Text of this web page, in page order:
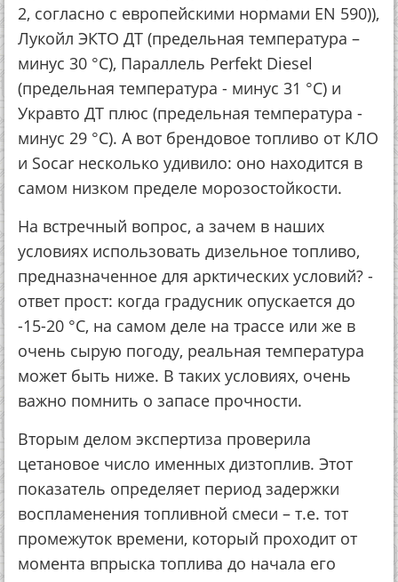
2, согласно с европейскими нормами EN 590)),
Лукойл ЭКТО ДТ (предельная температура –
минус 30 °С), Параллель Perfekt Diesel
(предельная температура - минус 31 °С) и
Укравто ДТ плюс (предельная температура -
минус 29 °С). А вот брендовое топливо от КЛО
и Socar несколько удивило: оно находится в
самом низком пределе морозостойкости.
На встречный вопрос, а зачем в наших
условиях использовать дизельное топливо,
предназначенное для арктических условий? -
ответ прост: когда градусник опускается до
-15-20 °С, на самом деле на трассе или же в
очень сырую погоду, реальная температура
может быть ниже. В таких условиях, очень
важно помнить о запасе прочности.
Вторым делом экспертиза проверила
цетановое число именных дизтоплив. Этот
показатель определяет период задержки
воспламенения топливной смеси – т.е. тот
промежуток времени, который проходит от
момента впрыска топлива до начала его